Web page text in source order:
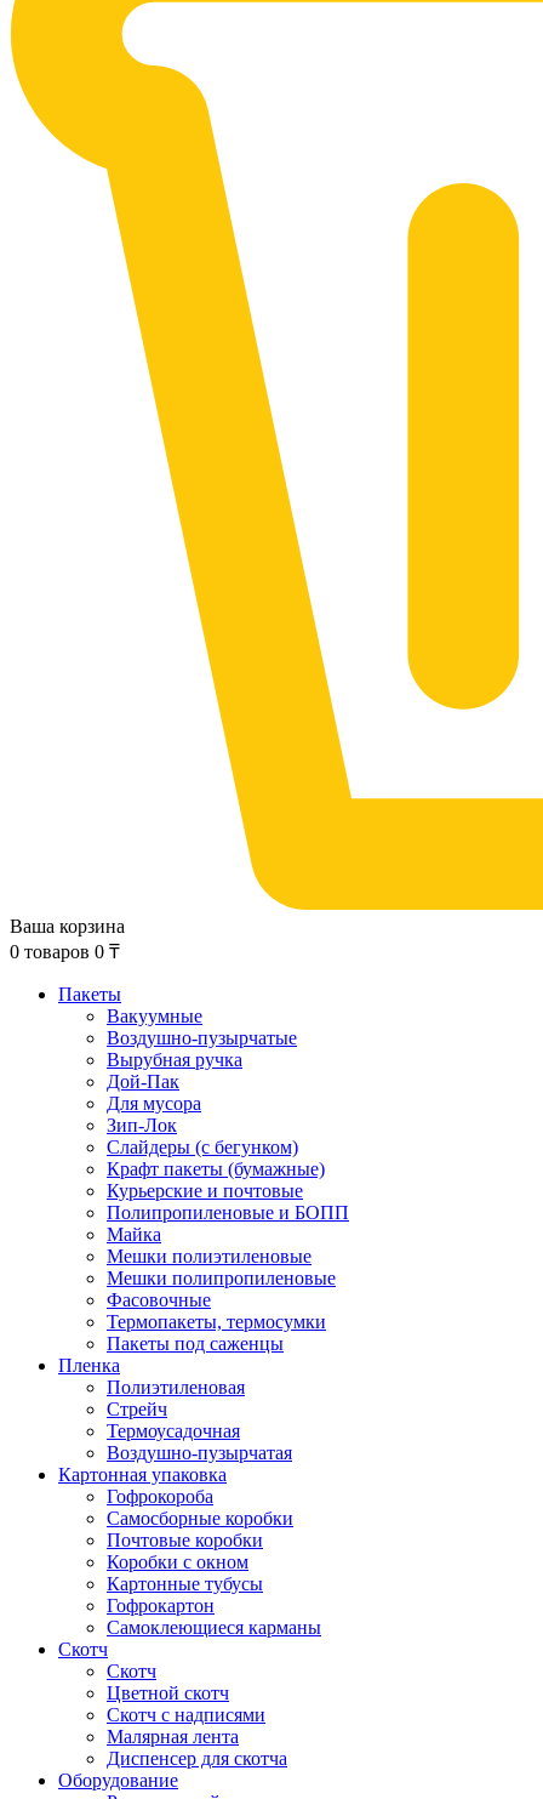
Ваша корзина
0 товаров 0 ₸
Пакеты
Вакуумные
Воздушно-пузырчатые
Вырубная ручка
Дой-Пак
Для мусора
Зип-Лок
Слайдеры (с бегунком)
Крафт пакеты (бумажные)
Курьерские и почтовые
Полипропиленовые и БОПП
Майка
Мешки полиэтиленовые
Мешки полипропиленовые
Фасовочные
Термопакеты, термосумки
Пакеты под саженцы
Пленка
Полиэтиленовая
Стрейч
Термоусадочная
Воздушно-пузырчатая
Картонная упаковка
Гофрокороба
Самосборные коробки
Почтовые коробки
Коробки с окном
Картонные тубусы
Гофрокартон
Самоклеющиеся карманы
Скотч
Скотч
Цветной скотч
Скотч с надписями
Малярная лента
Диспенсер для скотча
Оборудование